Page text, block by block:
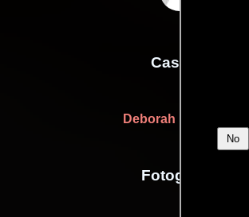
No
Casting
Deborah Lucchesi
Fotografia